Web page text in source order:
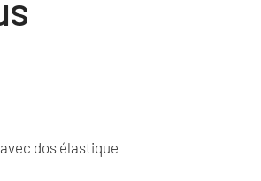
dos élastique